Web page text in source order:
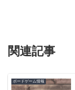
関連記事
ボードゲーム情報